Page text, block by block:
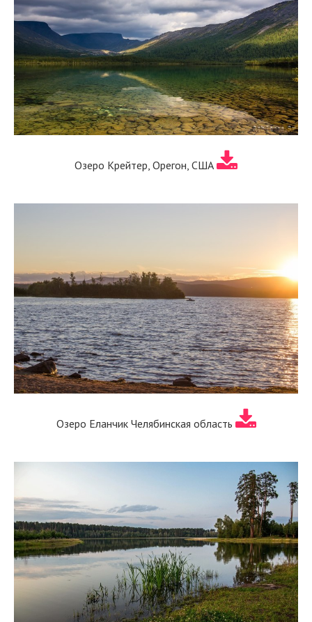
Озеро Крейтер, Орегон, США
Озеро Еланчик Челябинская область